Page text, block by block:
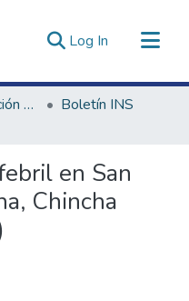
Log In (current)
Dirección de Investigación e Innovación en Salud
Boletín INS
en San
Chincha